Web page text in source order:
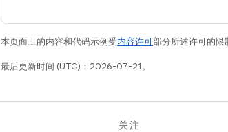
本页面上的内容和代码示例受内容许可部分所述许可的
最后更新时间 (UTC)：2026-07-21。
关注